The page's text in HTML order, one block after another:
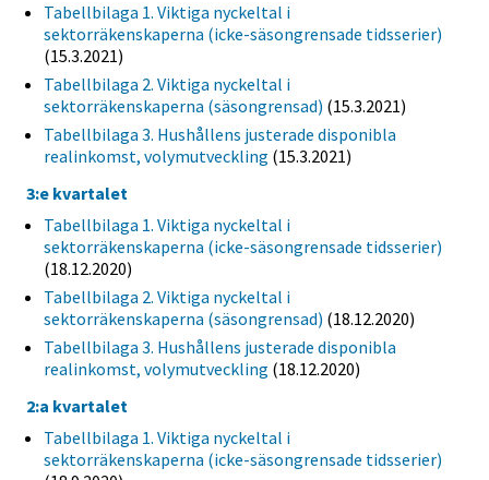
Tabellbilaga 1. Viktiga nyckeltal i
sektorräkenskaperna (icke-säsongrensade tidsserier)
(15.3.2021)
Tabellbilaga 2. Viktiga nyckeltal i
sektorräkenskaperna (säsongrensad) (15.3.2021)
Tabellbilaga 3. Hushållens justerade disponibla
realinkomst, volymutveckling (15.3.2021)
3:e kvartalet
Tabellbilaga 1. Viktiga nyckeltal i
sektorräkenskaperna (icke-säsongrensade tidsserier)
(18.12.2020)
Tabellbilaga 2. Viktiga nyckeltal i
sektorräkenskaperna (säsongrensad) (18.12.2020)
Tabellbilaga 3. Hushållens justerade disponibla
realinkomst, volymutveckling (18.12.2020)
2:a kvartalet
Tabellbilaga 1. Viktiga nyckeltal i
sektorräkenskaperna (icke-säsongrensade tidsserier)